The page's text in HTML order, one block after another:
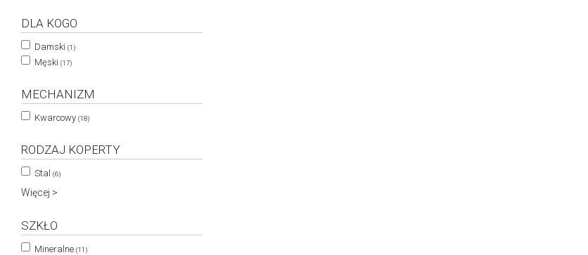
DLA KOGO
Damski (1)
Męski (17)
MECHANIZM
Kwarcowy (18)
RODZAJ KOPERTY
Stal (6)
Więcej >
SZKŁO
Mineralne (11)